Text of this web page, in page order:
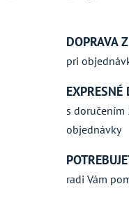
DOPRAVA
pri
s doručením
objednávky
radi Vám